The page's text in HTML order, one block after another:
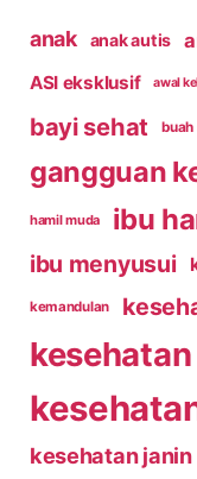
anak anak autis
ASI eksklusif
awal
bayi sehat
gangguan
hamil muda ibu
ibu menyusui
kemandulan
kesehatan janin